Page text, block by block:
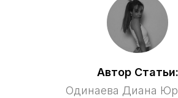
Автор Статьи:
Одинаева Диана